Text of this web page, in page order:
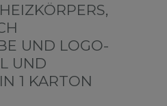
EI
LOGO-DEC
VER
VER